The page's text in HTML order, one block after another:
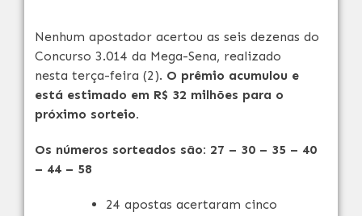
Nenhum apostador acertou as seis dezenas do
Concurso 3.014 da Mega-Sena, realizado
nesta terça-feira (2). O prêmio acumulou e
está estimado em R$ 32 milhões para o
próximo sorteio.
Os números sorteados são: 27 – 30 – 35 – 40
– 44 – 58
24 apostas acertaram cinco